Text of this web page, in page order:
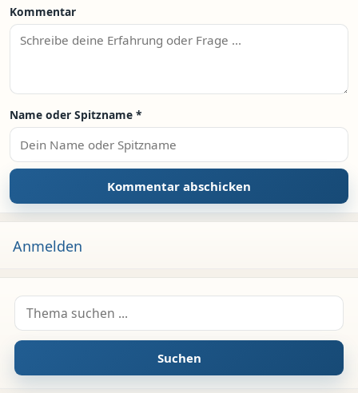
Kommentar
Name oder Spitzname *
Anmelden
Suche nach:
Suchen